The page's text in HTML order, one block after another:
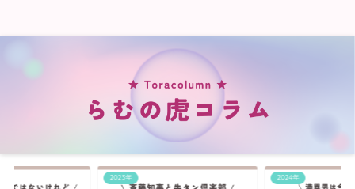
2023年 2024年